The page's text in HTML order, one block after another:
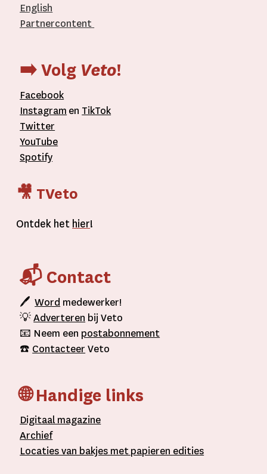
English
Partnercontent
➡️ Volg Veto!
Facebook
Instagram en TikTok
Twitter
YouTube
Spotify
🎥 TVeto
Ontdek het hier!
📬 Contact
🖊Word medewerker!
💡Adverteren bij Veto
📧 Neem een postabonnement
☎️ Contacteer Veto
🌐 Handige links
Digitaal magazine
Archief
Locaties van bakjes metpapieren edities